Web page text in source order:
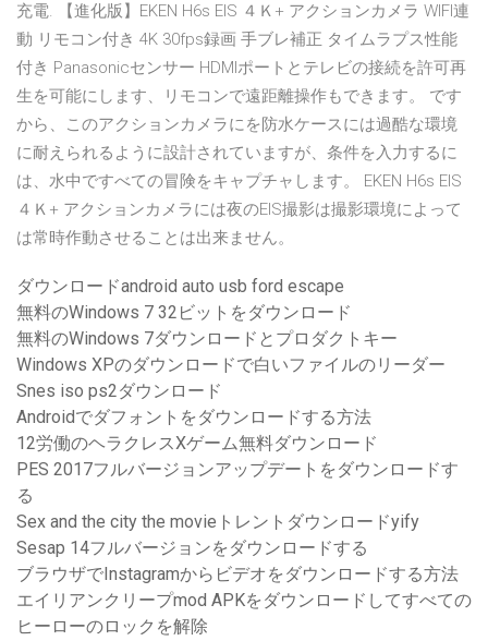
充電. 【進化版】EKEN H6s EIS ４Ｋ+ アクションカメラ WIFI連
動 リモコン付き 4K 30fps録画 手ブレ補正 タイムラプス性能
付き Panasonicセンサー HDMIポートとテレビの接続を許可再
生を可能にします、リモコンで遠距離操作もできます。 です
から、このアクションカメラにを防水ケースには過酷な環境
に耐えられるように設計されていますが、条件を入力するに
は、水中ですべての冒険をキャプチャします。 EKEN H6s EIS
４Ｋ+ アクションカメラには夜のEIS撮影は撮影環境によって
は常時作動させることは出来ません。
ダウンロードandroid auto usb ford escape
無料のWindows 7 32ビットをダウンロード
無料のWindows 7ダウンロードとプロダクトキー
Windows XPのダウンロードで白いファイルのリーダー
Snes iso ps2ダウンロード
Androidでダフォントをダウンロードする方法
12労働のヘラクレスXゲーム無料ダウンロード
PES 2017フルバージョンアップデートをダウンロードす
る
Sex and the city the movieトレントダウンロードyify
Sesap 14フルバージョンをダウンロードする
ブラウザでInstagramからビデオをダウンロードする方法
エイリアンクリープmod APKをダウンロードしてすべての
ヒーローのロックを解除